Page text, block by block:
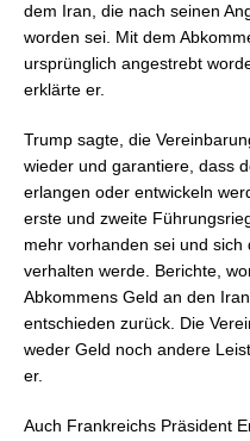
dem Iran, die nach seinen
worden sei. Mit dem
ursprünglich angestrebt
erklärte er.
Trump sagte, die
wieder und garantiere, dass
erlangen oder entwickeln
erste und zweite
mehr vorhanden sei und
verhalten werde. Berichte,
Abkommens Geld an den
entschieden zurück. Die
weder Geld noch andere
er.
Auch Frankreichs Präsident